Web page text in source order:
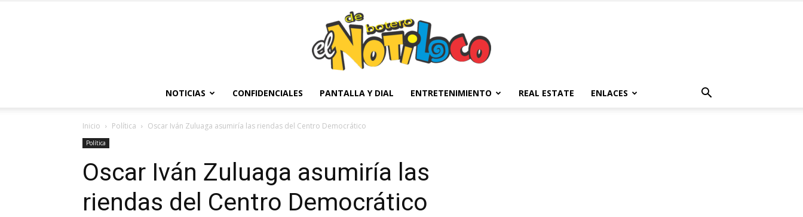
NOTICIAS CONFIDENCIALES PANTALLA Y DIAL ENTRETENIMIENTO REAL ESTATE ENLACES
Inicio Política Oscar Iván Zuluaga asumiría las riendas del Centro Democrático
Política
Oscar Iván Zuluaga asumiría las
riendas del Centro Democrático